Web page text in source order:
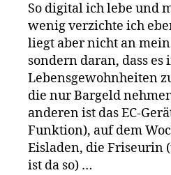
So digital ich lebe und
wenig verzichte ich
liegt aber nicht an
sondern daran, dass
Lebensgewohnheiten
die nur Bargeld
anderen ist das EC-
Funktion), auf dem
Eisladen, die Friseurin
ist da so) …